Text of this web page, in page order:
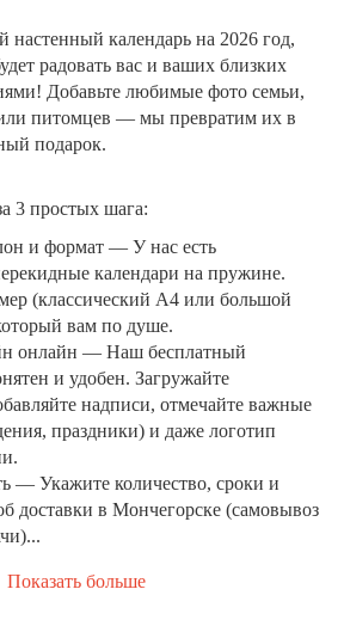
настенный календарь на 2026 год,
радовать вас и ваших близких
Добавьте любимые фото семьи,
питомцев — мы превратим их в
подарок.
3 простых шага:
и формат — У нас есть
календари на пружине.
(классический A4 или большой
вам по душе.
онлайн — Наш бесплатный
и удобен. Загружайте
надписи, отмечайте важные
праздники) и даже логотип
— Укажите количество, сроки и
доставки в Мончегорске (самовывоз
Показать больше